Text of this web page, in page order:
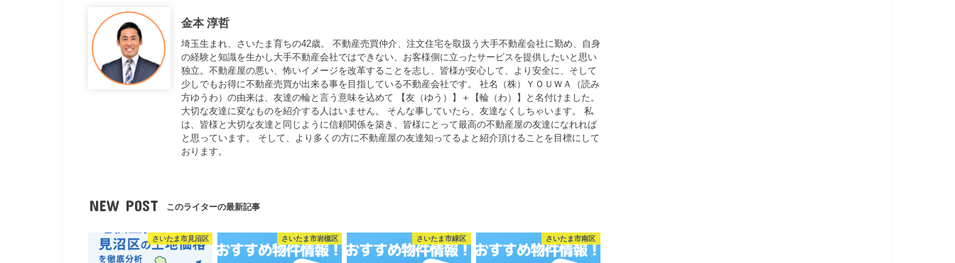
金本 淳哲
埼玉生まれ、さいたま育ちの42歳。 不動産売買仲介、注文住宅を取扱う大手不動産会社に勤め、自身
の経験と知識を生かし大手不動産会社ではできない、お客様側に立ったサービスを提供したいと思い
独立。不動産屋の悪い、怖いイメージを改革することを志し、皆様が安心して、より安全に、そして
少しでもお得に不動産売買が出来る事を目指している不動産会社です。 社名（株）ＹＯＵＷＡ（読み
方ゆうわ）の由来は、友達の輪と言う意味を込めて 【友（ゆう）】＋【輪（わ）】と名付けました。
大切な友達に変なものを紹介する人はいません。 そんな事していたら、友達なくしちゃいます。 私
は、皆様と大切な友達と同じように信頼関係を築き、皆様にとって最高の不動産屋の友達になれれば
と思っています。 そして、より多くの方に不動産屋の友達知ってるよと紹介頂けることを目標にして
おります。
NEW POST このライターの最新記事
さいたま市見沼区 さいたま市岩槻区 さいたま市緑区 さいたま市南区